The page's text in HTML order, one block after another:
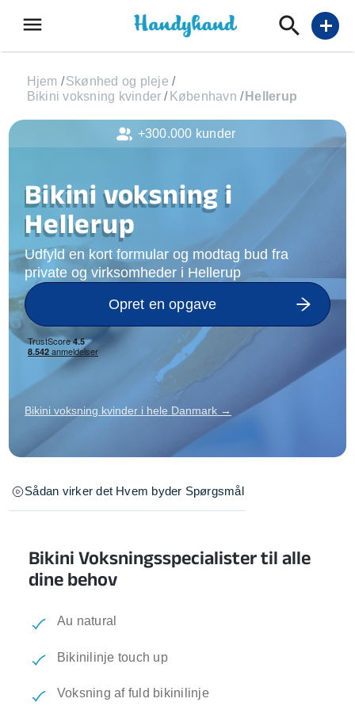
menu add
Hjem /Skønhed og pleje /
Bikini voksning kvinder / København / Hellerup
Bikini voksning i
Hellerup
Udfyld en kort formular og modtag bud fra
private og virksomheder i Hellerup
Opret en opgave
Bikini voksning kvinder i hele Danmark →
Sådan virker det Hvem byder Spørgsmål
Bikini Voksningsspecialister til alle
dine behov
Au natural
Bikinilinje touch up
Voksning af fuld bikinilinje
+300.000 kunder